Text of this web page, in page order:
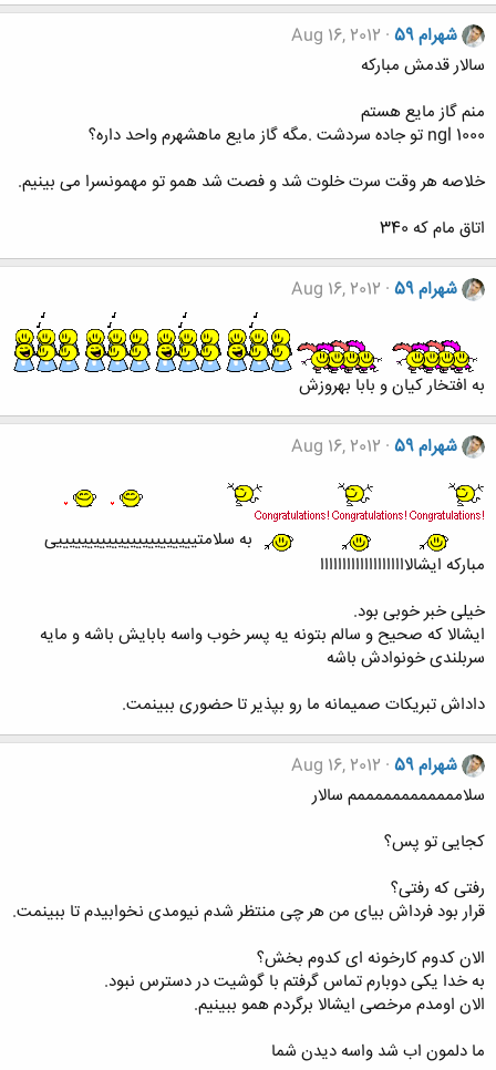
شهرام 59
Aug 16, 2012
سالار قدمش مبارکه
منم گاز مایع هستم
ngl 1000 تو جاده سردشت .مگه گاز مایع ماهشهرم واحد داره؟
خلاصه هر وقت سرت خلوت شد و فصت شد همو تو مهمونسرا می بینیم.
اتاق مام که 340
شهرام 59 Aug 16, 2012
به افتخار کیان و بابا بهروزش
شهرام 59 Aug 16, 2012
به سلامتیییییییییییییییییییییییی
مبارکه ایشالاااااااااااااااااااا
خیلی خبر خوبی بود.
ایشالا که صحیح و سالم بتونه یه پسر خوب واسه بابایش باشه و مایه
سربلندی خونوادش باشه
داداش تبریکات صمیمانه ما رو بپذیر تا حضوری ببینمت.
شهرام 59
Aug 16, 2012
سلاممممممممممممم سالار
کجایی تو پس؟
رفتی که رفتی؟
قرار بود فرداش بیای من هر چی منتظر شدم نیومدی نخوابیدم تا ببینمت.
الان کدوم کارخونه ای کدوم بخش؟
به خدا یکی دوبارم تماس گرفتم با گوشیت در دسترس نبود.
الان اومدم مرخصی ایشالا برگردم همو ببینیم.
ما دلمون اب شد واسه دیدن شما